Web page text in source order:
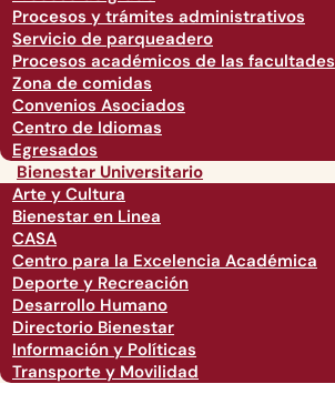
Procesos y trámites administrativos
Servicio de parqueadero
Procesos académicos de las facultades
Zona de comidas
Convenios Asociados
Centro de Idiomas
Egresados
Bienestar Universitario
Arte y Cultura
Bienestar en Linea
CASA
Centro para la Excelencia Académica
Deporte y Recreación
Desarrollo Humano
Directorio Bienestar
Información y Políticas
Transporte y Movilidad